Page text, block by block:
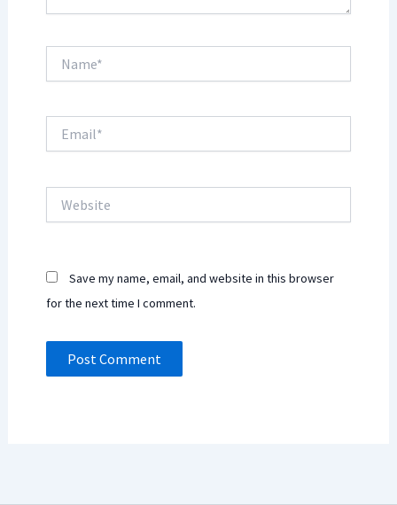
Save my name, email, and website in this browser
for the next time I comment.